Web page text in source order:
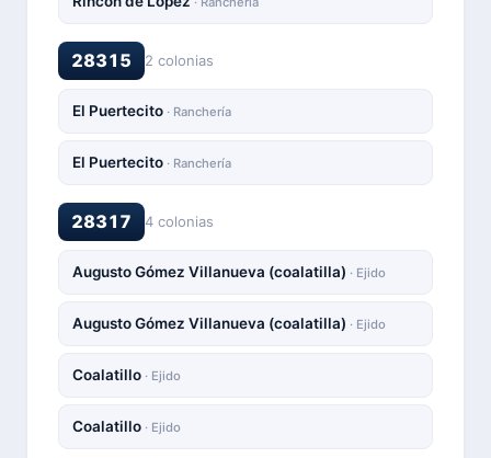
28315 2 colonias
El Puertecito · Ranchería
El Puertecito · Ranchería
28317 4 colonias
Augusto Gómez Villanueva (coalatilla) · Ejido
Augusto Gómez Villanueva (coalatilla) · Ejido
Coalatillo · Ejido
Coalatillo · Ejido